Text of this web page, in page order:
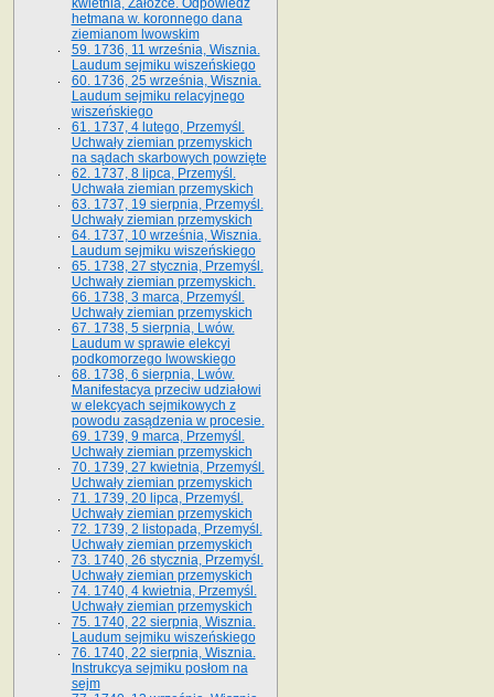
kwietnia, Załoźce. Odpowiedź
hetmana w. koronnego dana
ziemianom lwowskim
59. 1736, 11 września, Wisznia.
Laudum sejmiku wiszeńskiego
60. 1736, 25 września, Wisznia.
Laudum sejmiku relacyjnego
wiszeńskiego
61. 1737, 4 lutego, Przemyśl.
Uchwały ziemian przemyskich
na sądach skarbowych powzięte
62. 1737, 8 lipca, Przemyśl.
Uchwała ziemian przemyskich
63. 1737, 19 sierpnia, Przemyśl.
Uchwały ziemian przemyskich
64. 1737, 10 września, Wisznia.
Laudum sejmiku wiszeńskiego
65. 1738, 27 stycznia, Przemyśl.
Uchwały ziemian przemyskich­­.
66. 1738, 3 marca, Przemyśl.
Uchwały ziemian przemyskich­
67. 1738, 5 sierpnia, Lwów.
Laudum w sprawie elekcyi
podkomorzego lwowskiego
68. 1738, 6 sierpnia, Lwów.
Manifestacya przeciw udziałowi
w elekcyach sejmikowych z
powodu zasądzenia w procesie.
69. 1739, 9 marca, Przemyśl.
Uchwały ziemian przemyskich
70. 1739, 27 kwietnia, Przemyśl.
Uchwały ziemian przemyskich
71. 1739, 20 lipca, Przemyśl.
Uchwały ziemian przemyskich
72. 1739, 2 listopada, Przemyśl.
Uchwały ziemian przemyskich
73. 1740, 26 stycznia, Przemyśl.
Uchwały ziemian przemyskich
74. 1740, 4 kwietnia, Przemyśl.
Uchwały ziemian przemyskich
75. 1740, 22 sierpnia, Wisznia.
Laudum sejmiku wiszeńskiego
76. 1740, 22 sierpnia, Wisznia.
Instrukcya sejmiku posłom na
sejm